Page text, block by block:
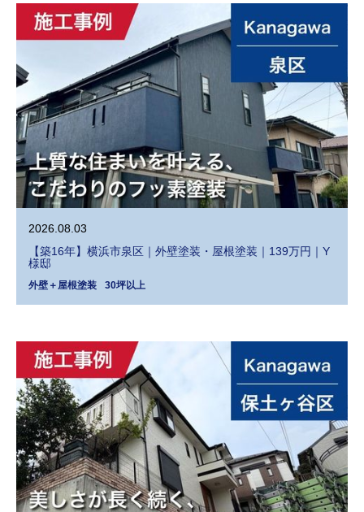
【築16年】横浜市泉区｜外壁塗装・屋根塗装｜139万円｜Y
様邸
2026.08.03
外壁＋屋根塗装 30坪以上